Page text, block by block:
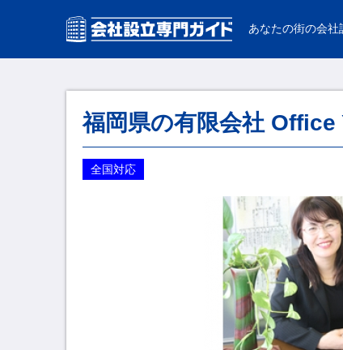
あなたの街の会社
福岡県の有限会社 Office
全国対応